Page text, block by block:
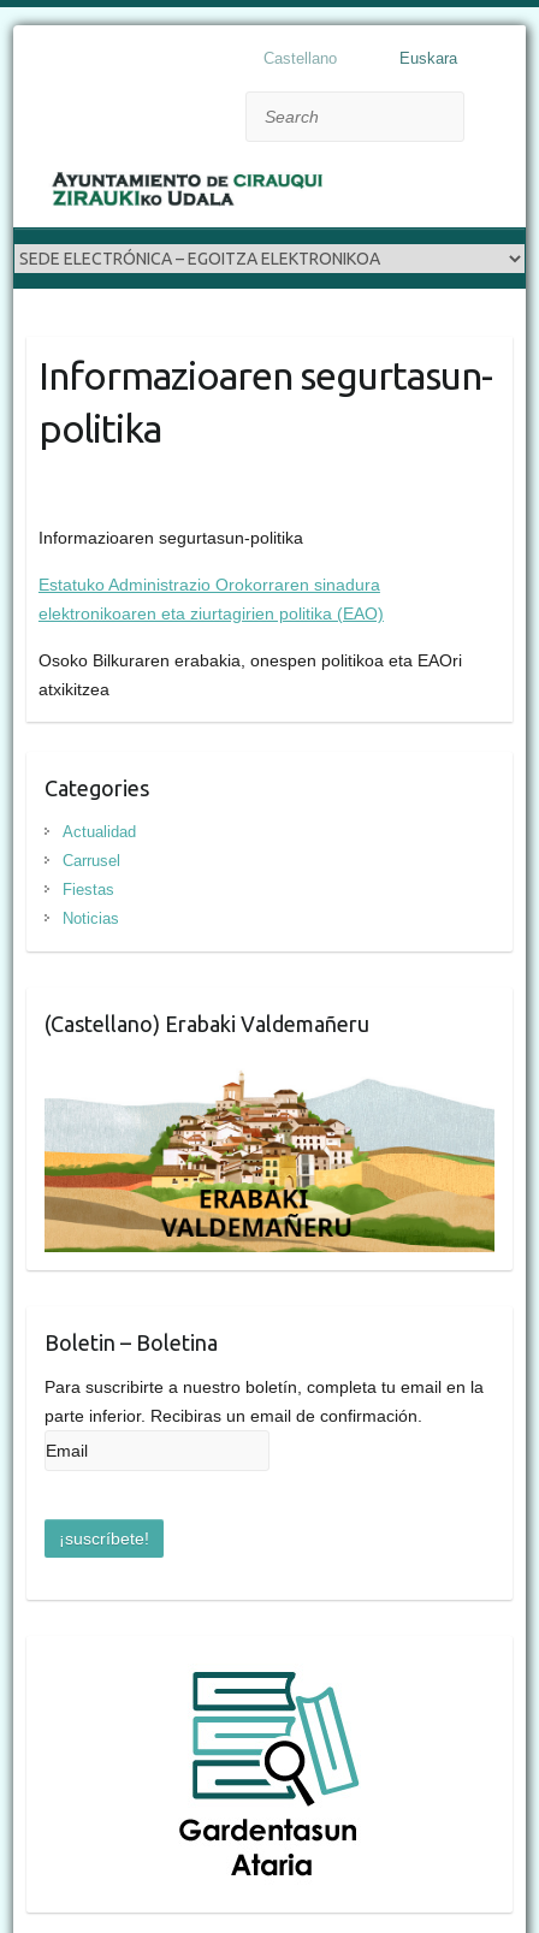
Castellano Euskara
Informazioaren segurtasun-
politika
Informazioaren segurtasun-politika
Estatuko Administrazio Orokorraren sinadura
elektronikoaren eta ziurtagirien politika (EAO)
Osoko Bilkuraren erabakia, onespen politikoa eta EAOri
atxikitzea
Categories
Actualidad
Carrusel
Fiestas
Noticias
(Castellano) Erabaki Valdemañeru
Boletin – Boletina
Para suscribirte a nuestro boletín, completa tu email en la
parte inferior. Recibiras un email de confirmación.